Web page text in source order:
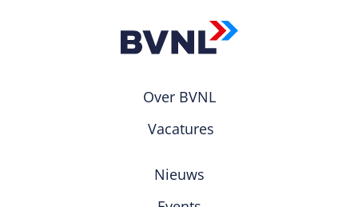
Over BVNL
Vacatures
Nieuws